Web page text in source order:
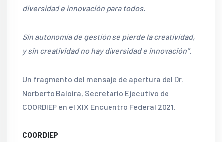
diversidad e innovación para todos.
Sin autonomía de gestión se pierde la creatividad,
y sin creatividad no hay diversidad e innovación”.
Un fragmento del mensaje de apertura del Dr.
Norberto Baloira, Secretario Ejecutivo de
COORDIEP en el XIX Encuentro Federal 2021.
COORDIEP